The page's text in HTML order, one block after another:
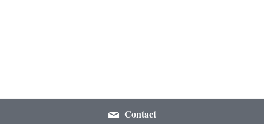
Contact